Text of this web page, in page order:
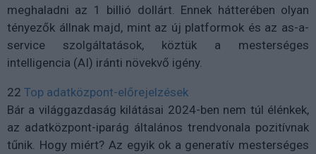
meghaladni az 1 billió dollárt. Ennek hátterében olyan
tényezők állnak majd, mint az új platformok és az as-a-
service szolgáltatások, köztük a mesterséges
intelligencia (AI) iránti növekvő igény.
22 Top adatközpont-előrejelzések
Bár a világgazdaság kilátásai 2024-ben nem túl élénkek,
az adatközpont-iparág általános trendvonala pozitívnak
tűnik. Hogy miért? Az egyik ok a generatív mesterséges